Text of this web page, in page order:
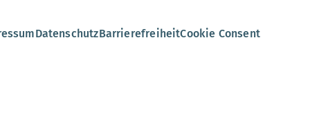
DatenschutzBarrierefreiheitCookie Consent